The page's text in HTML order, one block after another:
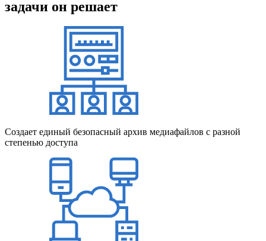
задачи он решает
Создает единый безопасный архив медиафайлов с разной
степенью доступа